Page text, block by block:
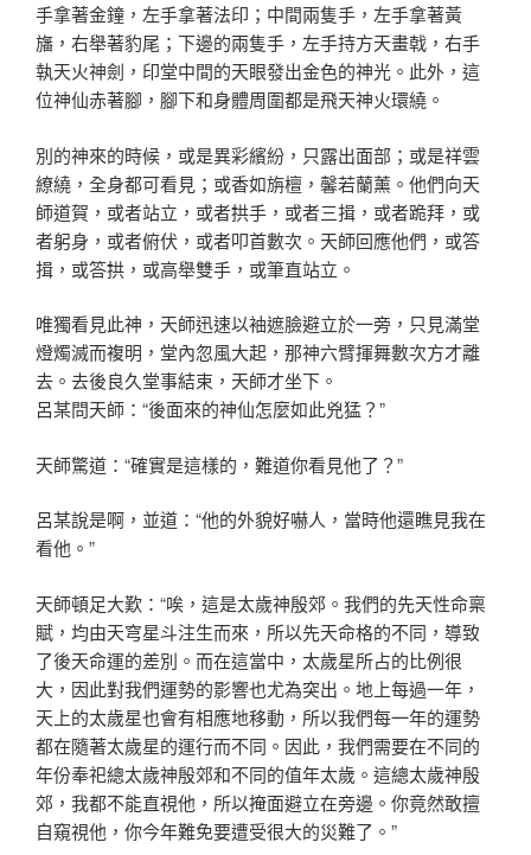
手拿著金鐘，左手拿著法印；中間兩隻手，左手拿著黃
旛，右舉著豹尾；下邊的兩隻手，左手持方天畫戟，右手
執天火神劍，印堂中間的天眼發出金色的神光。此外，這
位神仙赤著腳，腳下和身體周圍都是飛天神火環繞。
別的神來的時候，或是異彩繽紛，只露出面部；或是祥雲
繚繞，全身都可看見；或香如旃檀，馨若蘭薰。他們向天
師道賀，或者站立，或者拱手，或者三揖，或者跪拜，或
者躬身，或者俯伏，或者叩首數次。天師回應他們，或答
揖，或答拱，或高舉雙手，或筆直站立。
唯獨看見此神，天師迅速以袖遮臉避立於一旁，只見滿堂
燈燭滅而複明，堂內忽風大起，那神六臂揮舞數次方才離
去。去後良久堂事結束，天師才坐下。
呂某問天師：“後面來的神仙怎麼如此兇猛？”
天師驚道：“確實是這樣的，難道你看見他了？”
呂某說是啊，並道：“他的外貌好嚇人，當時他還瞧見我在
看他。”
天師頓足大歎：“唉，這是太歲神殷郊。我們的先天性命稟
賦，均由天穹星斗注生而來，所以先天命格的不同，導致
了後天命運的差別。而在這當中，太歲星所占的比例很
大，因此對我們運勢的影響也尤為突出。地上每過一年，
天上的太歲星也會有相應地移動，所以我們每一年的運勢
都在隨著太歲星的運行而不同。因此，我們需要在不同的
年份奉祀總太歲神殷郊和不同的值年太歲。這總太歲神殷
郊，我都不能直視他，所以掩面避立在旁邊。你竟然敢擅
自窺視他，你今年難免要遭受很大的災難了。”